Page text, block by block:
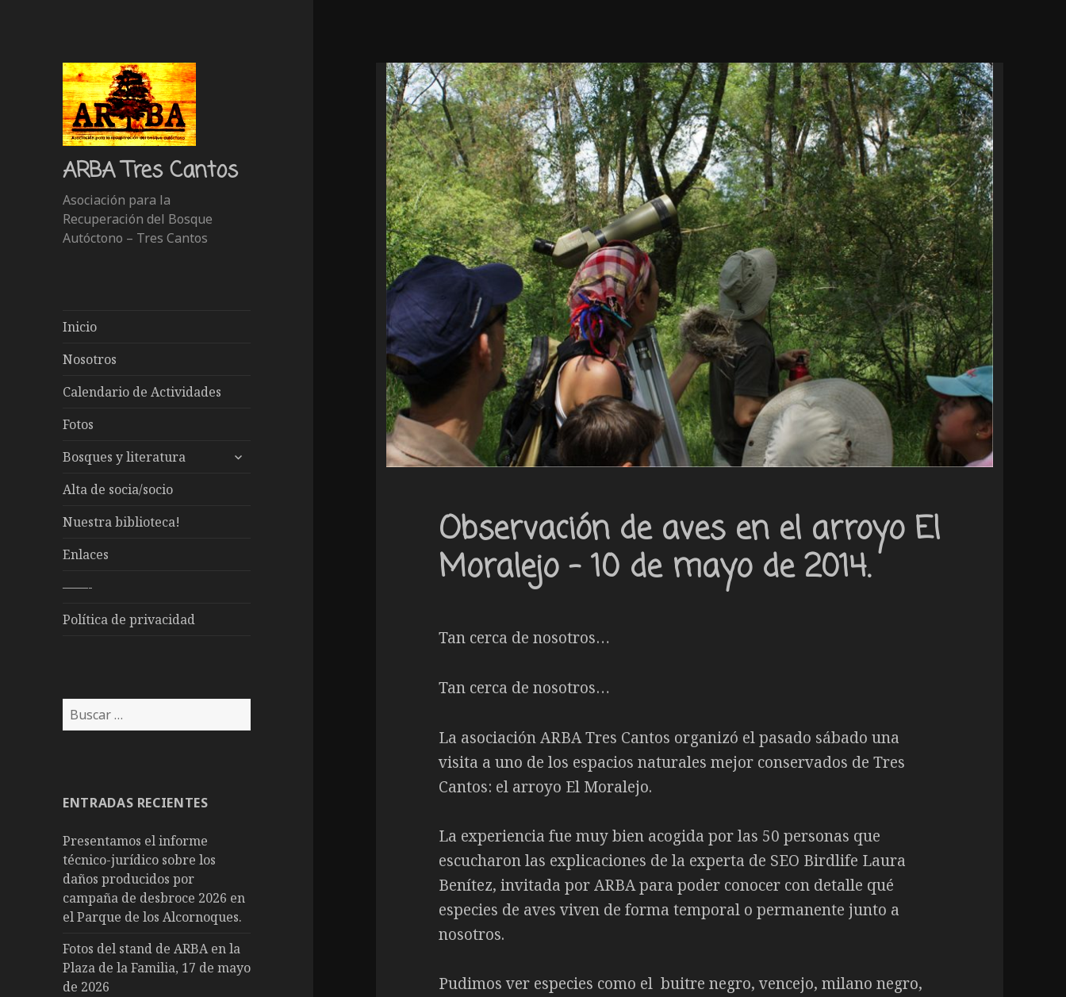
ARBA Tres Cantos
Asociación para la
Recuperación del Bosque
Autóctono – Tres Cantos
Inicio
Nosotros
Calendario de Actividades
Fotos
Bosques y literatura
expande
Alta de socia/socio
Nuestra biblioteca!
Enlaces
——-
Política de privacidad
Buscar:
ENTRADAS RECIENTES
Presentamos el informe
técnico-jurídico sobre los
daños producidos por
campaña de desbroce 2026 en
el Parque de los Alcornoques.
Fotos del stand de ARBA en la
Plaza de la Familia, 17 de mayo
de 2026
Observación de aves en el arroyo El
Moralejo – 10 de mayo de 2014.
Tan cerca de nosotros…
Tan cerca de nosotros…
La asociación ARBA Tres Cantos organizó el pasado sábado una
visita a uno de los espacios naturales mejor conservados de Tres
Cantos: el arroyo El Moralejo.
La experiencia fue muy bien acogida por las 50 personas que
escucharon las explicaciones de la experta de SEO Birdlife Laura
Benítez, invitada por ARBA para poder conocer con detalle qué
especies de aves viven de forma temporal o permanente junto a
nosotros.
Pudimos ver especies como el buitre negro, vencejo, milano negro,